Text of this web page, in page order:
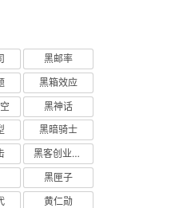
黑邮率
黑箱效应
黑神话
黑暗骑士
黑客创业主义
黑匣子
黄仁勋